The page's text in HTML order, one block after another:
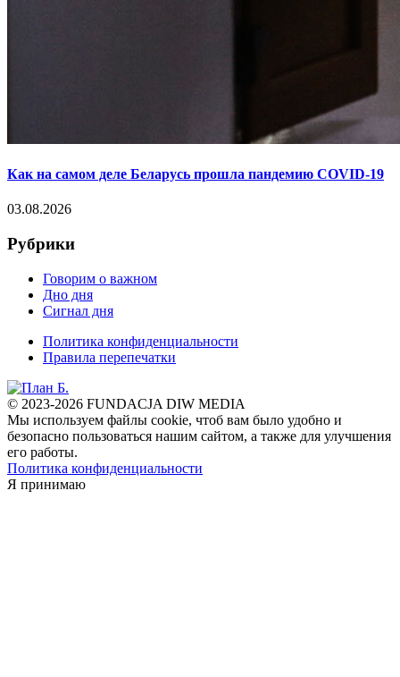
Как на самом деле Беларусь прошла пандемию COVID-19
03.08.2026
Рубрики
Говорим о важном
Дно дня
Сигнал дня
Политика конфиденциальности
Правила перепечатки
© 2023-2026 FUNDACJA DIW MEDIA
Мы используем файлы cookie, чтоб вам было удобно и
безопасно пользоваться нашим сайтом, а также для улучшения
его работы.
Политика конфиденциальности
Я принимаю